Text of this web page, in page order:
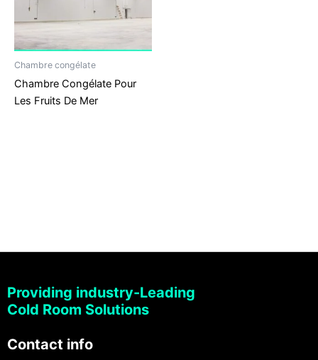
Chambre congélate
Chambre Congélate Pour
Les Fruits De Mer
Providing industry-Leading
Cold Room Solutions
Contact info